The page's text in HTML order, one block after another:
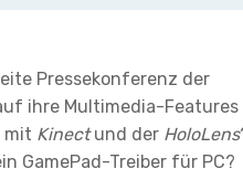
Pressekonferenz der
ihre Multimedia-Features
mit Kinectund der HoloLens
GamePad-Treiber für PC?